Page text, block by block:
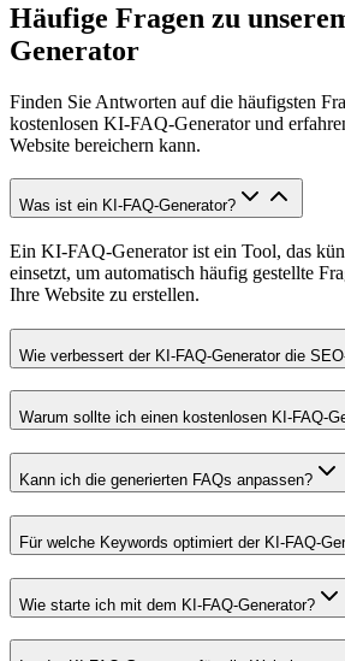
Häufige Fragen zu
Generator
Finden Sie Antworten auf die häufigsten
kostenlosen KI-FAQ-Generator und
Website bereichern kann.
Was ist ein KI-FAQ-Generator?
Ein KI-FAQ-Generator ist ein Tool, das
einsetzt, um automatisch häufig gestellte
Ihre Website zu erstellen.
Wie verbessert der KI-FAQ-Generator die
Warum sollte ich einen kostenlosen KI-FAQ-
Kann ich die generierten FAQs anpassen?
Für welche Keywords optimiert der KI-FAQ-
Wie starte ich mit dem KI-FAQ-Generator?